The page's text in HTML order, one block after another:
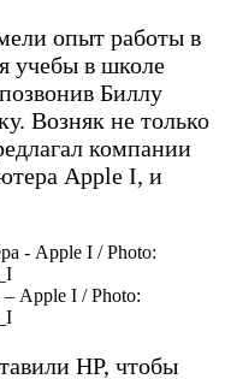
опыт работы в
учебы в школе
Биллу
Возняк не только
компании
Apple I, и
Apple I / Photo:
HP, чтобы